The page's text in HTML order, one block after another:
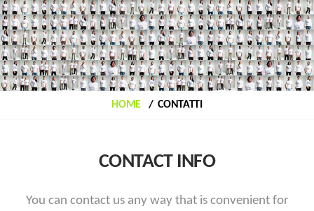
HOME CONTATTI
CONTACT INFO
You can contact us any way that is convenient for